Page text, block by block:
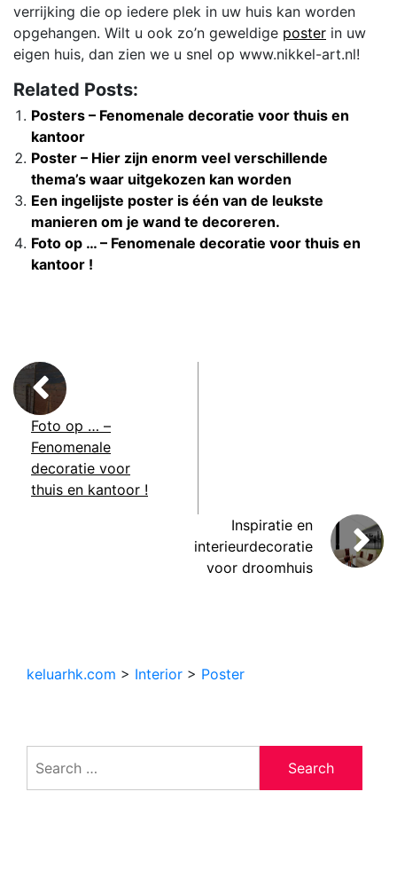
verrijking die op iedere plek in uw huis kan worden
opgehangen. Wilt u ook zo’n geweldige poster in uw
eigen huis, dan zien we u snel op www.nikkel-art.nl!
Related Posts:
Posters – Fenomenale decoratie voor thuis en
kantoor
Poster – Hier zijn enorm veel verschillende
thema’s waar uitgekozen kan worden
Een ingelijste poster is één van de leukste
manieren om je wand te decoreren.
Foto op … – Fenomenale decoratie voor thuis en
kantoor !
Foto op … –
Fenomenale
decoratie voor
thuis en kantoor !
Inspiratie en
interieurdecoratie
voor droomhuis
keluarhk.com > Interior > Poster
for: